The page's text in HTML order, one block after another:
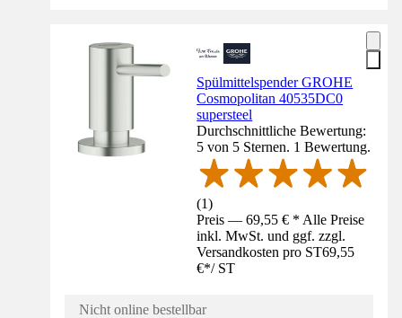
Spülmittelspender GROHE
Cosmopolitan 40535DC0
supersteel
Durchschnittliche Bewertung:
5 von 5 Sternen. 1 Bewertung.
(1)
Preis — 69,55 € * Alle Preise
inkl. MwSt. und ggf. zzgl.
Versandkosten pro ST69,55
€*/ ST
Nicht online bestellbar